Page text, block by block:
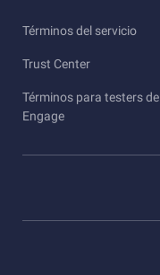
Términos del servicio
Trust Center
Términos para testers de
Engage